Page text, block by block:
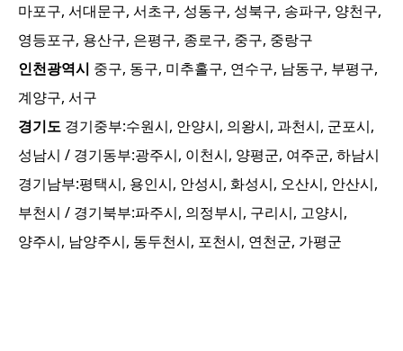
마포구, 서대문구, 서초구, 성동구, 성북구, 송파구, 양천구,
영등포구, 용산구, 은평구, 종로구, 중구, 중랑구
인천광역시 중구, 동구, 미추홀구, 연수구, 남동구, 부평구,
계양구, 서구
경기도 경기중부:수원시, 안양시, 의왕시, 과천시, 군포시,
성남시 / 경기동부:광주시, 이천시, 양평군, 여주군, 하남시
경기남부:평택시, 용인시, 안성시, 화성시, 오산시, 안산시,
부천시 / 경기북부:파주시, 의정부시, 구리시, 고양시,
양주시, 남양주시, 동두천시, 포천시, 연천군, 가평군